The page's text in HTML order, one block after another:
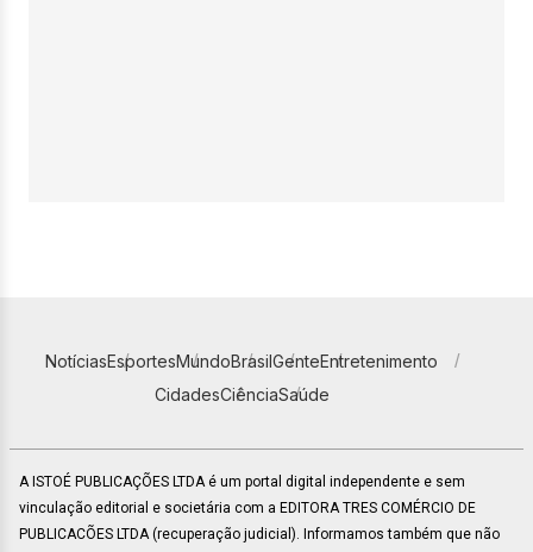
NotíciasEsportesMundoBrasilGenteEntretenimento
CidadesCiênciaSaúde
A ISTOÉ PUBLICAÇÕES LTDA é um portal digital independente e sem
vinculação editorial e societária com a EDITORA TRES COMÉRCIO DE
PUBLICACÕES LTDA (recuperação judicial). Informamos também que não